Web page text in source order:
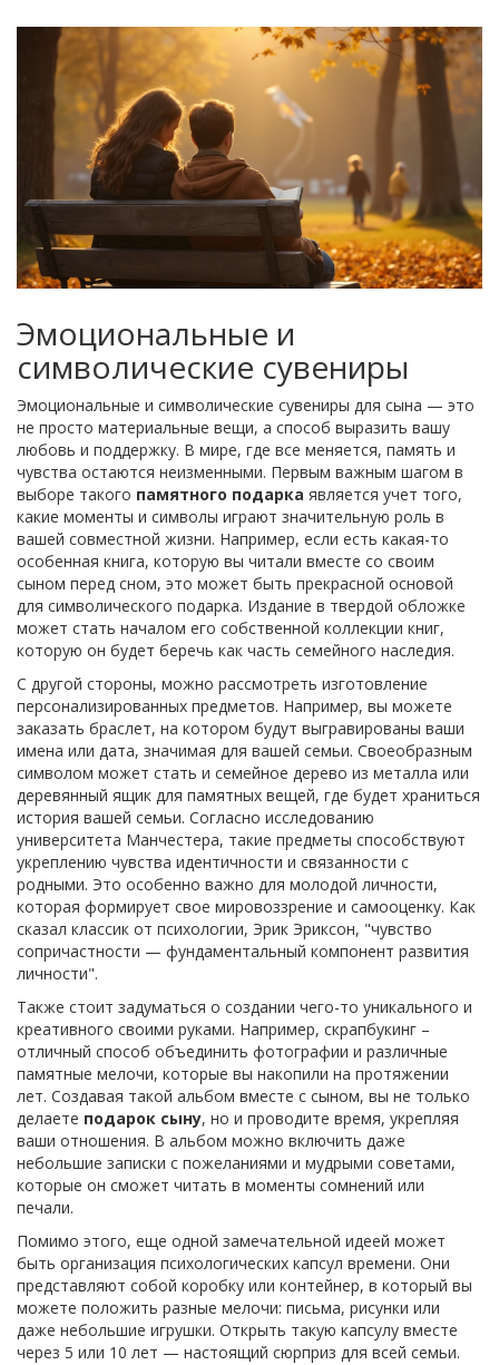
Эмоциональные и
символические сувениры
Эмоциональные и символические сувениры для сына — это
не просто материальные вещи, а способ выразить вашу
любовь и поддержку. В мире, где все меняется, память и
чувства остаются неизменными. Первым важным шагом в
выборе такого памятного подарка является учет того,
какие моменты и символы играют значительную роль в
вашей совместной жизни. Например, если есть какая-то
особенная книга, которую вы читали вместе со своим
сыном перед сном, это может быть прекрасной основой
для символического подарка. Издание в твердой обложке
может стать началом его собственной коллекции книг,
которую он будет беречь как часть семейного наследия.
С другой стороны, можно рассмотреть изготовление
персонализированных предметов. Например, вы можете
заказать браслет, на котором будут выгравированы ваши
имена или дата, значимая для вашей семьи. Своеобразным
символом может стать и семейное дерево из металла или
деревянный ящик для памятных вещей, где будет храниться
история вашей семьи. Согласно исследованию
университета Манчестера, такие предметы способствуют
укреплению чувства идентичности и связанности с
родными. Это особенно важно для молодой личности,
которая формирует свое мировоззрение и самооценку. Как
сказал классик от психологии, Эрик Эриксон, "чувство
сопричастности — фундаментальный компонент развития
личности".
Также стоит задуматься о создании чего-то уникального и
креативного своими руками. Например, скрапбукинг –
отличный способ объединить фотографии и различные
памятные мелочи, которые вы накопили на протяжении
лет. Создавая такой альбом вместе с сыном, вы не только
делаете подарок сыну, но и проводите время, укрепляя
ваши отношения. В альбом можно включить даже
небольшие записки с пожеланиями и мудрыми советами,
которые он сможет читать в моменты сомнений или
печали.
Помимо этого, еще одной замечательной идеей может
быть организация психологических капсул времени. Они
представляют собой коробку или контейнер, в который вы
можете положить разные мелочи: письма, рисунки или
даже небольшие игрушки. Открыть такую капсулу вместе
через 5 или 10 лет — настоящий сюрприз для всей семьи.